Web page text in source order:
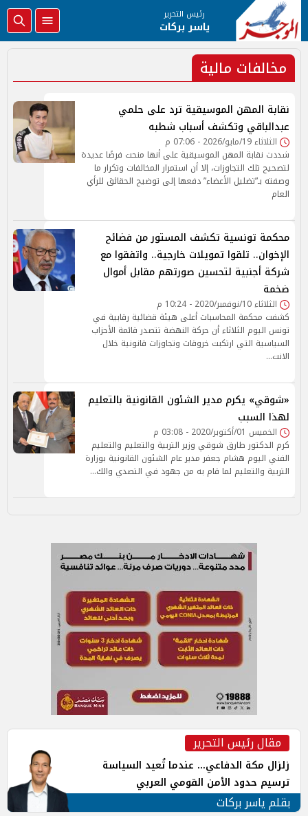
رئيس التحرير
ياسر بركات
مخالفات مالية
نقابة المهن الموسيقية ترد على حلمي
عبدالباقي وتكشف أسباب شطبه
الثلاثاء 19/مايو/2026 - 07:06 م
شددت نقابة المهن الموسيقية على أنها منحت فرصًا عديدة
لتصحيح تلك التجاوزات، إلا أن استمرار المخالفات وتكرار ما
وصفته بـ”تضليل الأعضاء” دفعها إلى توضيح الحقائق للرأي
العام
محكمة تونسية تكشف المستور من فضائح
الإخوان.. تلقوا تمويلات خارجية.. واتفقوا مع
شركة أجنبية لتحسين صورتهم مقابل أموال
ضخمة
الثلاثاء 10/نوفمبر/2020 - 10:24 م
كشفت محكمة المحاسبات أعلى هيئة قضائية رقابية في
تونس اليوم الثلاثاء أن حركة النهضة تتصدر قائمة الأحزاب
السياسية التي ارتكبت خروقات وتجاوزات قانونية خلال
الانت…
«شوقي» يكرم مدير الشئون القانونية بالتعليم
لهذا السبب
الخميس 01/أكتوبر/2020 - 03:08 م
كرم الدكتور طارق شوقي وزير التربية والتعليم والتعليم
الفني اليوم هشام جعفر مدير عام الشئون القانونية بوزارة
التربية والتعليم لما قام به من جهود في التصدي والك…
مقال رئيس التحرير
زلزال مكة الدفاعي... عندما تُعيد السياسة
ترسيم حدود الأمن القومي العربي
بقلم ياسر بركات